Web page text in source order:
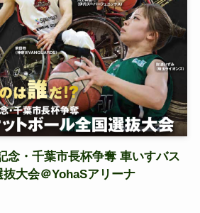
念・千葉市長杯争奪 車いすバス
大会＠YohaSアリーナ